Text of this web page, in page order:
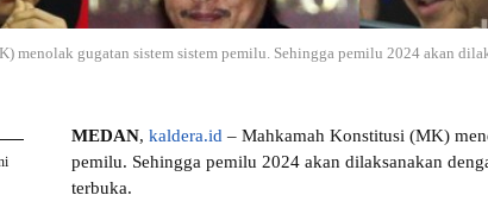
menolak gugatan sistem sistem pemilu. Sehingga pemilu 2024 akan
MEDAN, kaldera.id – Mahkamah Konstitusi (MK)
pemilu. Sehingga pemilu 2024 akan dilaksanakan
terbuka.